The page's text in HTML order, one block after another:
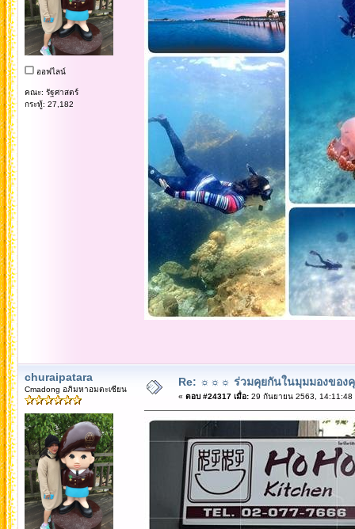
ออฟไลน์
คณะ: รัฐศาสตร์
กระทู้: 27,182
churaipatara
Cmadong อภิมหาอมตะเซียน
Re: ☼☼☼ ร่วมคุยกันในมุมมองของ
« ตอบ #24317 เมื่อ:29 กันยายน 2563, 14:11:48